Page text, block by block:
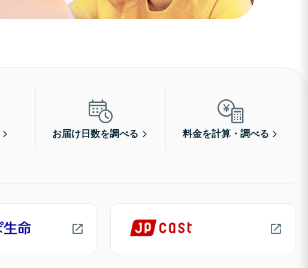
お届け日数を調べる 料金を計算・調べる